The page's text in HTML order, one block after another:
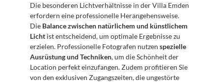
Die besonderen Lichtverhältnisse in der Villa Emden
erfordern eine professionelle Herangehensweise.
Die Balance zwischen natürlichem und künstlichem
Licht ist entscheidend, um optimale Ergebnisse zu
erzielen. Professionelle Fotografen nutzen spezielle
Ausrüstung und Techniken, um die Schönheit der
Location perfekt einzufangen. Zudem profitieren Sie
von den exklusiven Zugangszeiten, die ungestörte